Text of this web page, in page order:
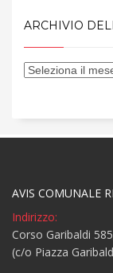
ARCHIVIO
AVIS COMUNALE
Indirizzo:
Corso Garibaldi
(c/o Piazza